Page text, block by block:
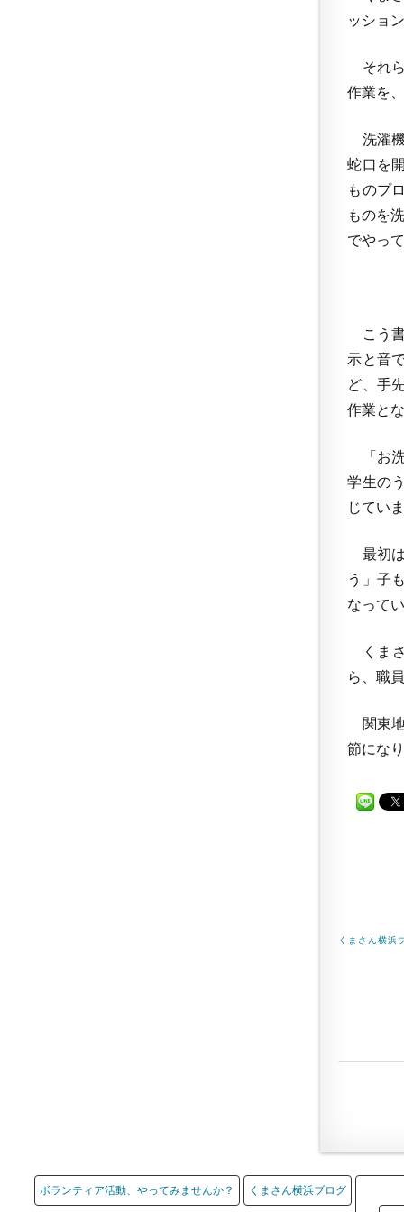
ッショ
それら
作業を
洗濯機
蛇口を
ものプ
ものを
でやっ
こう書
示と音
ど、手
作業と
「お洗
学生の
じてい
最初は
う」子
なって
くまさ
ら、職
関東地
節にな
くまさん横浜
ボランティア活動、やってみませんか？ くまさん横浜ブログ